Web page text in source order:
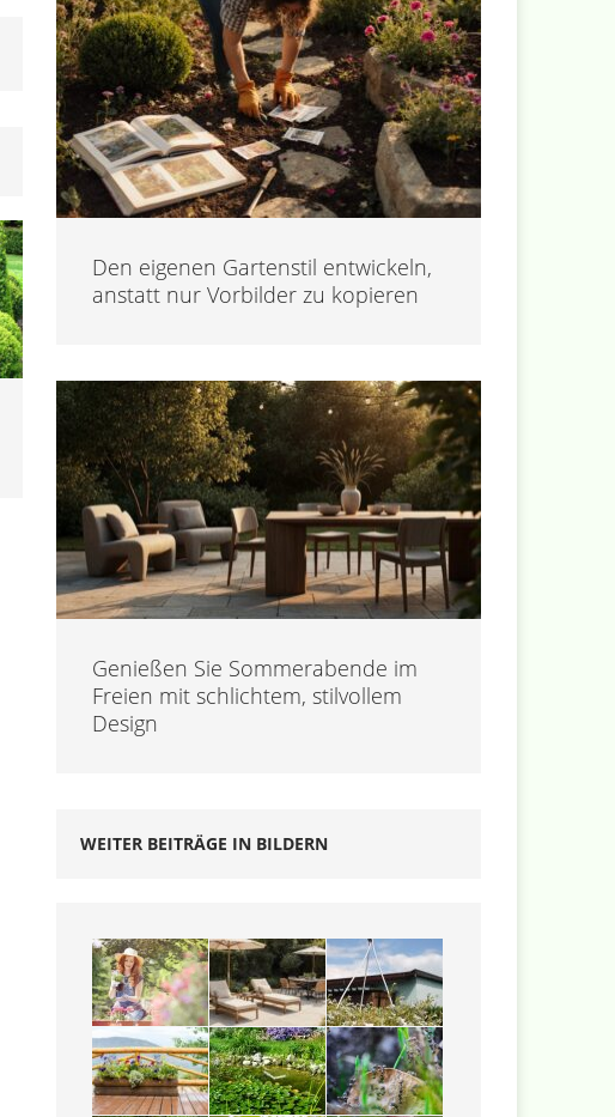
Den eigenen Gartenstil entwickeln,
anstatt nur Vorbilder zu kopieren
Genießen Sie Sommerabende im
Freien mit schlichtem, stilvollem
Design
WEITER BEITRÄGE IN BILDERN